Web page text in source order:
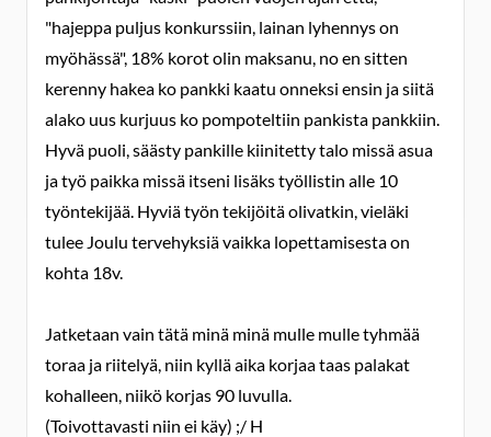
"hajeppa puljus konkurssiin, lainan lyhennys on
myöhässä", 18% korot olin maksanu, no en sitten
kerenny hakea ko pankki kaatu onneksi ensin ja siitä
alako uus kurjuus ko pompoteltiin pankista pankkiin.
Hyvä puoli, säästy pankille kiinitetty talo missä asua
ja työ paikka missä itseni lisäks työllistin alle 10
työntekijää. Hyviä työn tekijöitä olivatkin, vieläki
tulee Joulu tervehyksiä vaikka lopettamisesta on
kohta 18v.
Jatketaan vain tätä minä minä mulle mulle tyhmää
toraa ja riitelyä, niin kyllä aika korjaa taas palakat
kohalleen, niikö korjas 90 luvulla.
(Toivottavasti niin ei käy) ;/ H